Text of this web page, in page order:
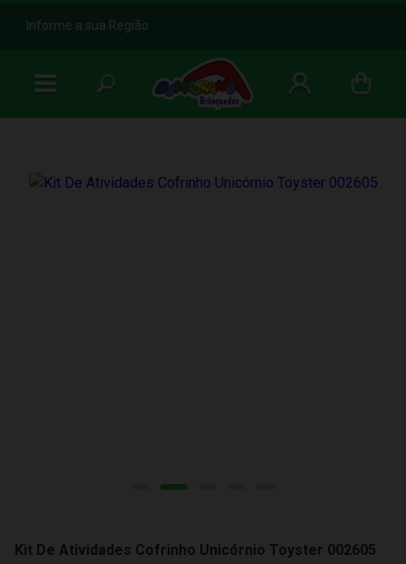
b
Informe a sua Região
Kit De Atividades Cofrinho Unicórnio Toyster 002605